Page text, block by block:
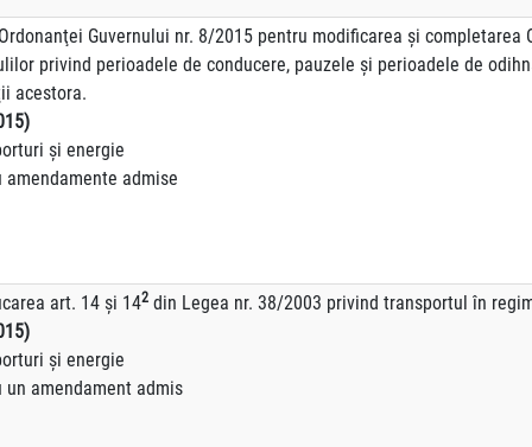
Guvernului nr. 8/2015 pentru modificarea şi completarea
privind perioadele de conducere, pauzele şi perioadele de
acestora.
şi energie
admise
art. 14 şi 142 din Legea nr. 38/2003 privind transportul în
şi energie
admis